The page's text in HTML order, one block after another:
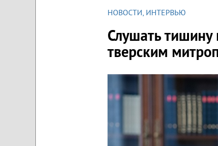
НОВОСТИ, ИНТЕРВЬЮ
Слушать тишину
тверским